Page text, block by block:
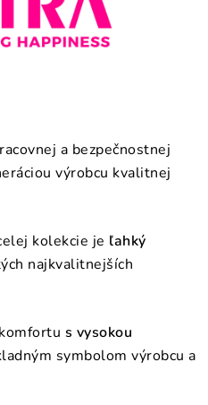
a bezpečnostnej
výrobcu kvalitnej
kolekcie je ľahký
najkvalitnejších
s vysokou
symbolom výrobcu a